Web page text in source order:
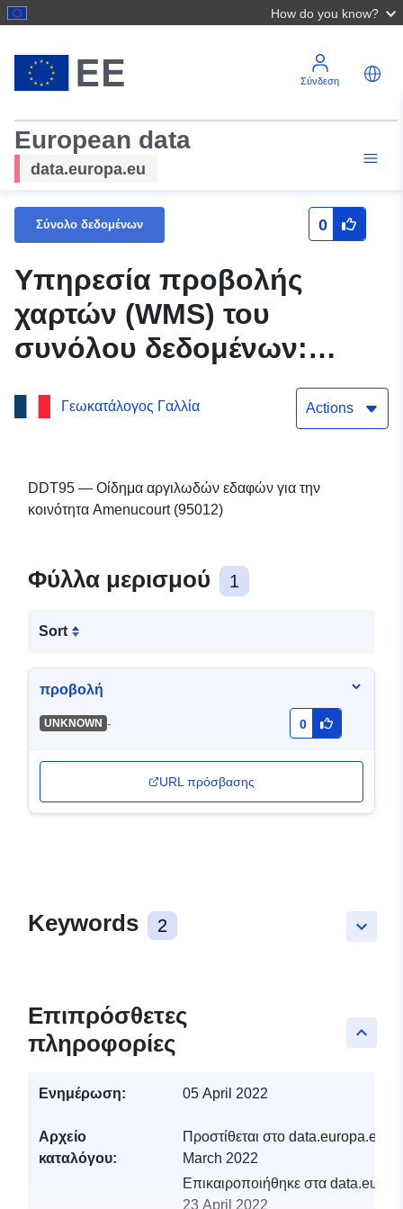
How do you know?
Σύνδεση
European data
data.europa.eu
Σύνολο δεδομένων 0
Υπηρεσία προβολής
χαρτών (WMS) του
συνόλου δεδομένων:
DDT95 — Amenucourt RG
Γεωκατάλογος Γαλλία Actions
DDT95 — Οίδημα αργιλωδών εδαφών για την
κοινότητα Amenucourt (95012)
Φύλλα μερισμού 1
Sort
προβολή
UNKNOWN - 0
URL πρόσβασης
keyboard_arrow_down
Keywords 2
keyboard_arrow_up
Επιπρόσθετες
πληροφορίες
Ενημέρωση: 05 April 2022
Αρχείο
καταλόγου:
Προστίθεται στο data.europa.eu:
March 2022
Επικαιροποιήθηκε στα
23 April 2022